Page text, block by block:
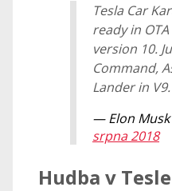
Tesla Car
ready in
version 10.
Command,
Lander in
— Elon Musk
srpna 2018
Hudba v Tesle